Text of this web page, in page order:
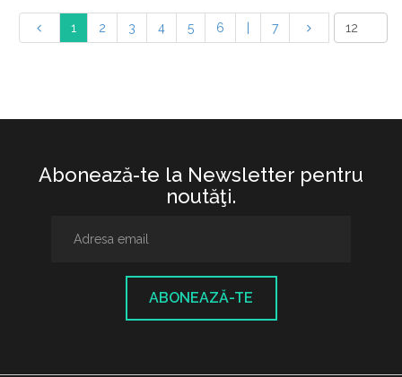
1 2 3 4 5 6 7
Abonează-te la Newsletter pentru
noutăţi.
ABONEAZĂ-TE